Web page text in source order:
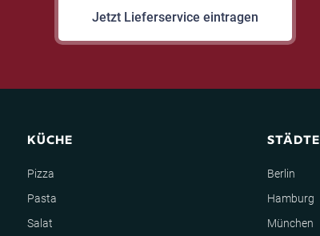
Jetzt Lieferservice eintragen
KÜCHE
Pizza
Pasta
Salat
STÄDTE
Berlin
Hamburg
München